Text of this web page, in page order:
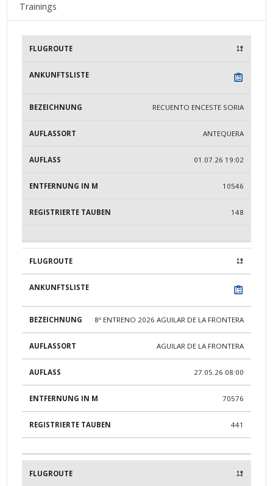
Trainings
BEZEICHNUNG
RECUENTO ENCESTE SORIA
ANTEQUERA
01.07.26 19:02
10546
148
8º ENTRENO 2026 AGUILAR DE LA FRONTERA
AGUILAR DE LA FRONTERA
27.05.26 08:00
70576
441